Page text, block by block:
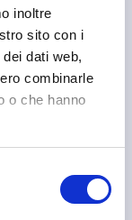
inoltre
sito con i
dati web,
combinarle
o che hanno